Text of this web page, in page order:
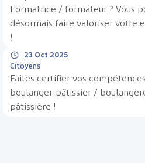
Formatrice / formateur ? Vous
désormais faire valoriser votre
!
23 Oct 2025
Citoyens
Faites certifier vos
boulanger-pâtissier /
pâtissière !